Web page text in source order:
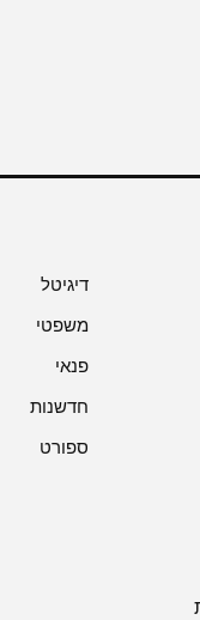
דיגיטל
משפטי
פנאי
חדשנות
ספורט